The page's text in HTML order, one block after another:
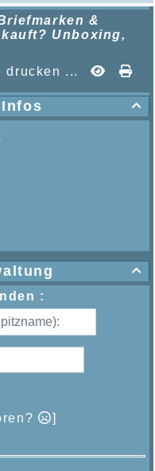
&
Unboxing,
drucken ...


:
]